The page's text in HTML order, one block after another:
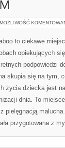
MOŻLIWOŚĆ
to ciekawe
opiekujących
podpowiedzi
skupia się na tym,
życia dziecka jest
dnia. To
pielęgnacją
przygotowana z